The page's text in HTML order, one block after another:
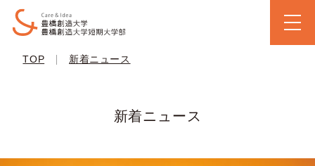
TOP | 新着ニュース
新着ニュース